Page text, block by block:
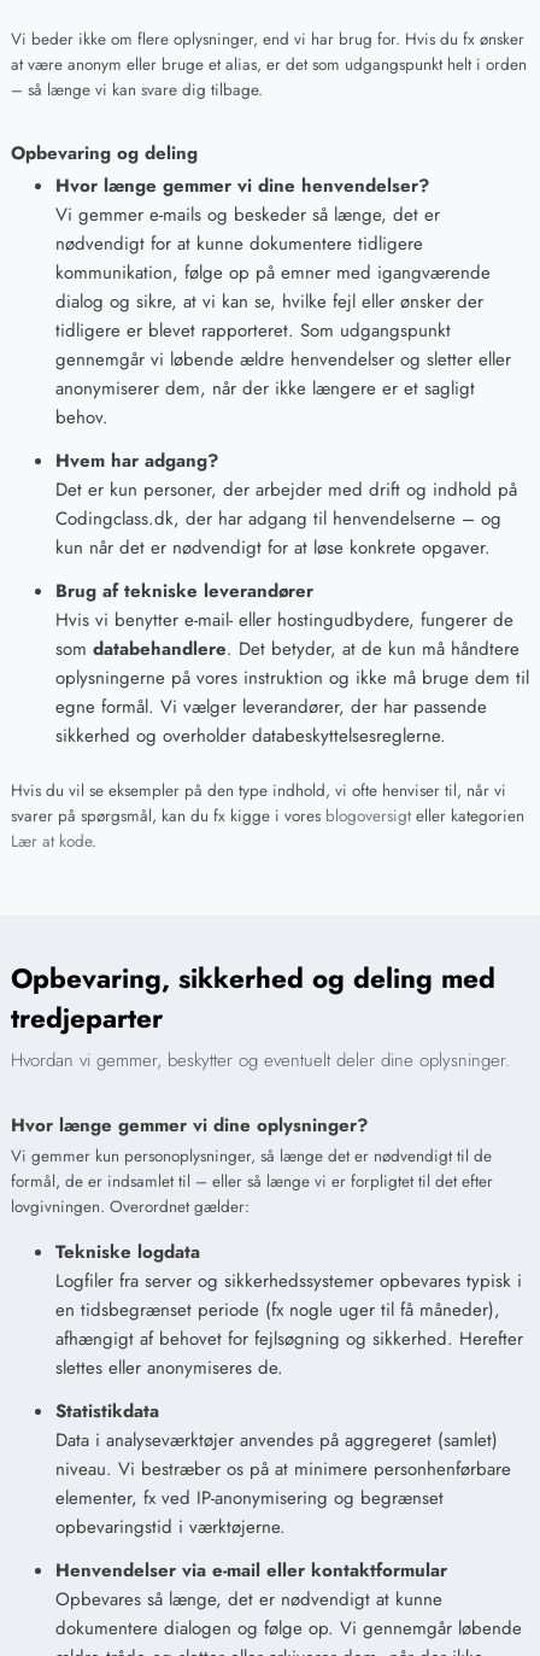
Vi beder ikke om flere oplysninger, end vi har brug for. Hvis du fx ønsker
at være anonym eller bruge et alias, er det som udgangspunkt helt i orden
– så længe vi kan svare dig tilbage.
Opbevaring og deling
Hvor længe gemmer vi dine henvendelser?
Vi gemmer e-mails og beskeder så længe, det er
nødvendigt for at kunne dokumentere tidligere
kommunikation, følge op på emner med igangværende
dialog og sikre, at vi kan se, hvilke fejl eller ønsker der
tidligere er blevet rapporteret. Som udgangspunkt
gennemgår vi løbende ældre henvendelser og sletter eller
anonymiserer dem, når der ikke længere er et sagligt
behov.
Hvem har adgang?
Det er kun personer, der arbejder med drift og indhold på
Codingclass.dk, der har adgang til henvendelserne – og
kun når det er nødvendigt for at løse konkrete opgaver.
Brug af tekniske leverandører
Hvis vi benytter e-mail- eller hostingudbydere, fungerer de
som databehandlere. Det betyder, at de kun må håndtere
oplysningerne på vores instruktion og ikke må bruge dem til
egne formål. Vi vælger leverandører, der har passende
sikkerhed og overholder databeskyttelsesreglerne.
Hvis du vil se eksempler på den type indhold, vi ofte henviser til, når vi
svarer på spørgsmål, kan du fx kigge i vores blogoversigt eller kategorien
Lær at kode.
Opbevaring, sikkerhed og deling med
tredjeparter
Hvordan vi gemmer, beskytter og eventuelt deler dine oplysninger.
Hvor længe gemmer vi dine oplysninger?
Vi gemmer kun personoplysninger, så længe det er nødvendigt til de
formål, de er indsamlet til – eller så længe vi er forpligtet til det efter
lovgivningen. Overordnet gælder:
Tekniske logdata
Logfiler fra server og sikkerhedssystemer opbevares typisk i
en tidsbegrænset periode (fx nogle uger til få måneder),
afhængigt af behovet for fejlsøgning og sikkerhed. Herefter
slettes eller anonymiseres de.
Statistikdata
Data i analyseværktøjer anvendes på aggregeret (samlet)
niveau. Vi bestræber os på at minimere personhenførbare
elementer, fx ved IP-anonymisering og begrænset
opbevaringstid i værktøjerne.
Henvendelser via e-mail eller kontaktformular
Opbevares så længe, det er nødvendigt at kunne
dokumentere dialogen og følge op. Vi gennemgår løbende